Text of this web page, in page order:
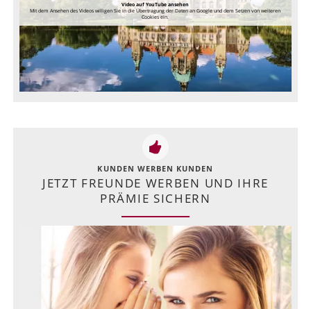
Video auf YouTube ansehen
Mit dem Ansehen des Videos willigen Sie in die Übertragung der Daten an Google und dem Setzen von weiteren
Cookies ein.
KUNDEN WERBEN KUNDEN
JETZT FREUNDE WERBEN UND IHRE
PRÄMIE SICHERN